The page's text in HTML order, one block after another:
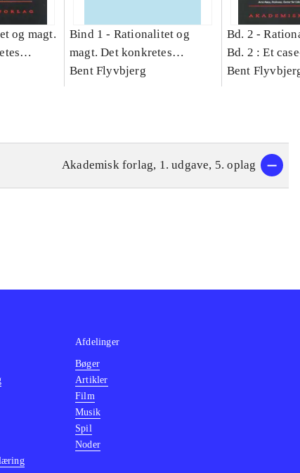
og magt.
Bind 1 - Rationalitet og
magt. Det konkretes
videnskab. Bind 1
Bent Flyvbjerg
Bd. 2 -
Bd. 2 : Et
studie af
Bent
Akademisk forlag, 1. udgave, 5. oplag
Afdelinger
Bøger
Artikler
Film
Musik
Spil
Noder